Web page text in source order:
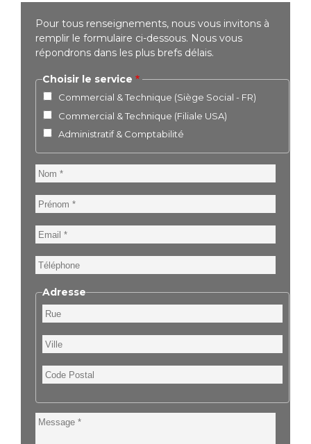
Pour tous renseignements, nous vous invitons à
remplir le formulaire ci-dessous. Nous vous
répondrons dans les plus brefs délais.
Choisir le service
Commercial & Technique (Siège Social - FR)
Commercial & Technique (Filiale USA)
Administratif & Comptabilité
Nom
Prénom
Email
Téléphone
Adresse
Rue
Ville
Code
Postal
Message